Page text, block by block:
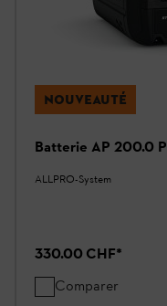
NOUVEAUTÉ
Batterie AP 200.0 P
ALLPRO-System
330.00 CHF*
Comparer